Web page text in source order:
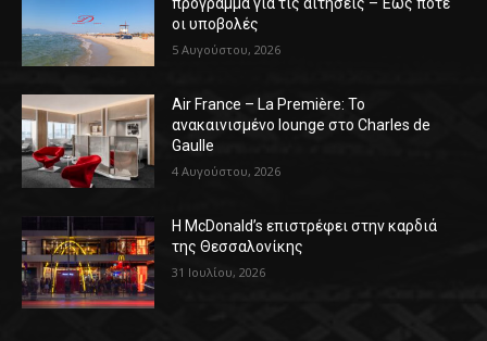
πρόγραμμα για τις αιτήσεις – Έως πότε
οι υποβολές
5 Αυγούστου, 2026
Air France – La Première: Το
ανακαινισμένο lounge στο Charles de
Gaulle
4 Αυγούστου, 2026
Η McDonald’s επιστρέφει στην καρδιά
της Θεσσαλονίκης
31 Ιουλίου, 2026